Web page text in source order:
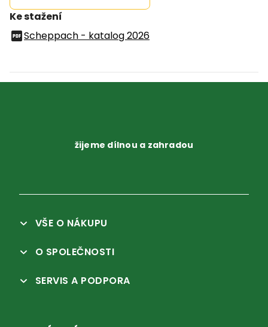
Ke stažení
Scheppach - katalog 2026
žijeme dílnou a zahradou
VŠE O NÁKUPU
O SPOLEČNOSTI
SERVIS A PODPORA